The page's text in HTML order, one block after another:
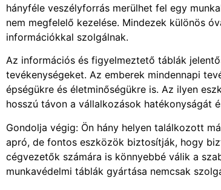
hányféle veszélyforrás merülhet fel egy
nem megfelelő kezelése. Mindezek különös
információkkal szolgálnak.
Az információs és figyelmeztető táblák
tevékenységeket. Az emberek mindennapi
épségükre és életminőségükre is. Az ilyen
hosszú távon a vállalkozások hatékonyságát
Gondolja végig: Ön hány helyen találkozott
apró, de fontos eszközök biztosítják, hogy
cégvezetők számára is könnyebbé válik a
munkavédelmi táblák gyártása nemcsak